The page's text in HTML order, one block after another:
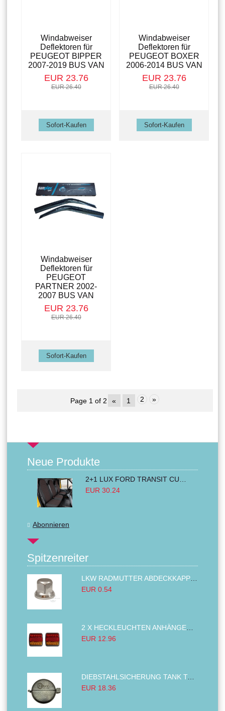
Windabweiser
Deflektoren für
PEUGEOT BIPPER
2007-2019 BUS VAN
EUR 23.76
EUR 26.40
Windabweiser
Deflektoren für
PEUGEOT BOXER
2006-2014 BUS VAN
EUR 23.76
EUR 26.40
Windabweiser
Deflektoren für
PEUGEOT
PARTNER 2002-
2007 BUS VAN
EUR 23.76
EUR 26.40
Page 1 of 2 « 1 2 »
Neue Produkte
EUR 30.24
Abonnieren
Spitzenreiter
EUR 0.54
EUR 12.96
DIEBSTAHLSICHERUNG TANK TANKDECKEL DIESELTANK KRAFTSTOFFTANKDECKEL VERRIEGELUNG PASSEND FÜR LKW PKW TRAKTOREN BAGGER 80MM
EUR 18.36